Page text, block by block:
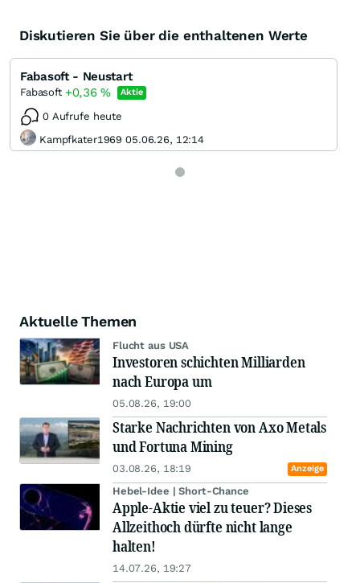
Diskutieren Sie über die enthaltenen Werte
Fabasoft - Neustart
Fabasoft +0,36% Aktie
0 Aufrufe heute
Kampfkater1969 05.06.26, 12:14
Aktuelle Themen
Flucht aus USA
Investoren schichten Milliarden
nach Europa um
05.08.26, 19:00
Starke Nachrichten von Axo Metals
und Fortuna Mining
03.08.26, 18:19 Anzeige
Hebel-Idee | Short-Chance
Apple-Aktie viel zu teuer? Dieses
Allzeithoch dürfte nicht lange
halten!
14.07.26, 19:27